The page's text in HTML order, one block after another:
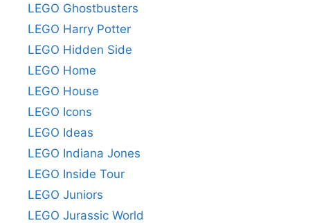
LEGO Ghostbusters
LEGO Harry Potter
LEGO Hidden Side
LEGO Home
LEGO House
LEGO Icons
LEGO Ideas
LEGO Indiana Jones
LEGO Inside Tour
LEGO Juniors
LEGO Jurassic World